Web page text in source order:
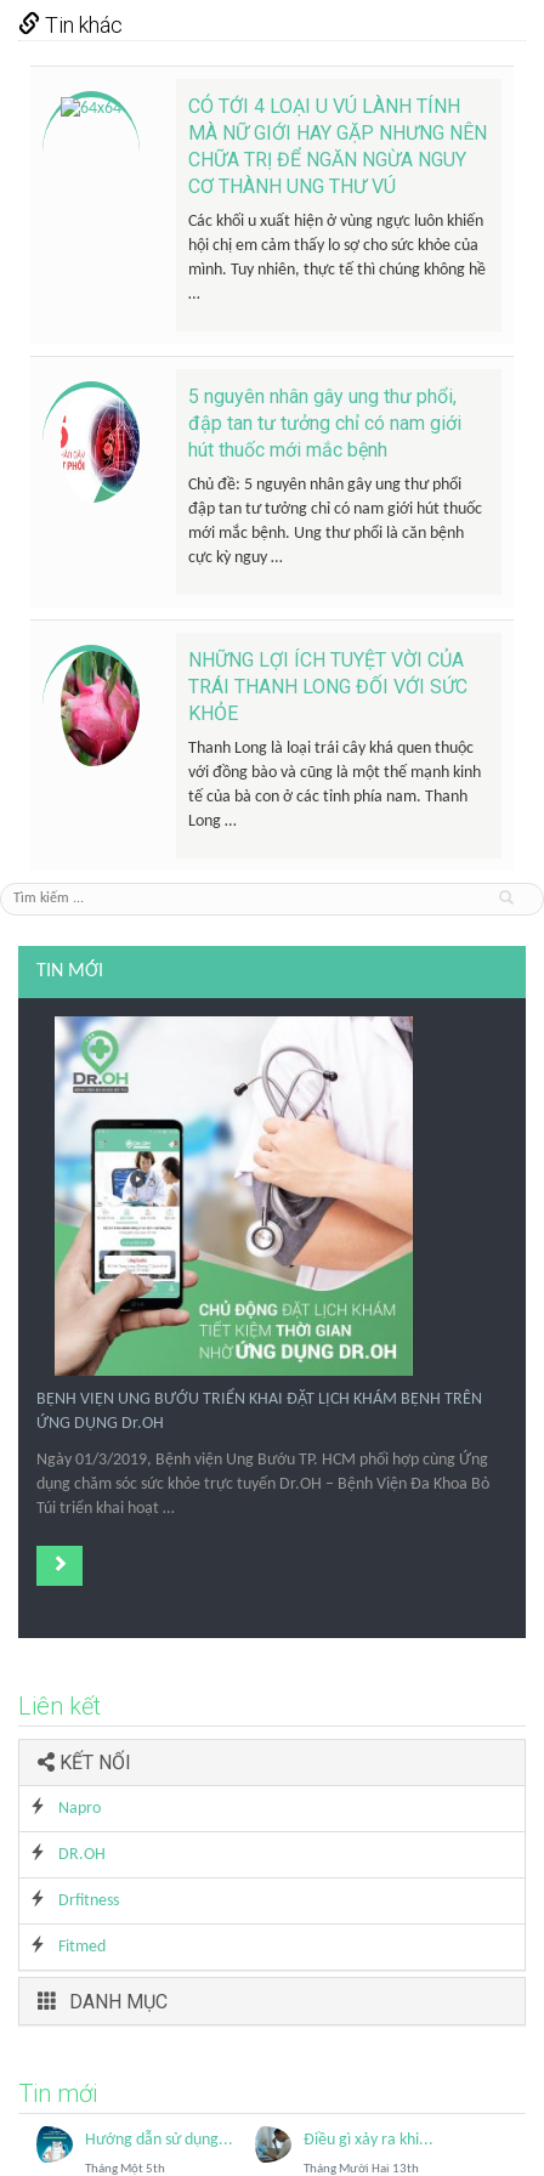
Tin khác
CÓ TỚI 4 LOẠI U VÚ LÀNH TÍNH
MÀ NỮ GIỚI HAY GẶP NHƯNG NÊN
CHỮA TRỊ ĐỂ NGĂN NGỪA NGUY
CƠ THÀNH UNG THƯ VÚ
Các khối u xuất hiện ở vùng ngực luôn khiến
hội chị em cảm thấy lo sợ cho sức khỏe của
mình. Tuy nhiên, thực tế thì chúng không hề
…
5 nguyên nhân gây ung thư phổi,
đập tan tư tưởng chỉ có nam giới
hút thuốc mới mắc bệnh
Chủ đề: 5 nguyên nhân gây ung thư phổi
đập tan tư tưởng chỉ có nam giới hút thuốc
mới mắc bệnh. Ung thư phổi là căn bệnh
cực kỳ nguy …
NHỮNG LỢI ÍCH TUYỆT VỜI CỦA
TRÁI THANH LONG ĐỐI VỚI SỨC
KHỎE
Thanh Long là loại trái cây khá quen thuộc
với đồng bào và cũng là một thế mạnh kinh
tế của bà con ở các tỉnh phía nam. Thanh
Long …
TIN MỚI
BỆNH VIỆN UNG BƯỚU TRIỂN KHAI ĐẶT LỊCH KHÁM BỆNH TRÊN
ỨNG DỤNG Dr.OH
Ngày 01/3/2019, Bệnh viện Ung Bướu TP. HCM phối hợp cùng Ứng
dụng chăm sóc sức khỏe trực tuyến Dr.OH – Bệnh Viện Đa Khoa Bỏ
Túi triển khai hoạt …
Liên kết
KẾT NỐI
Napro
DR.OH
Drfitness
Fitmed
DANH MỤC
Tin mới
Hướng dẫn sử dụng...
Tháng Một 5th
Điều gì xảy ra khi...
Tháng Mười Hai 13th